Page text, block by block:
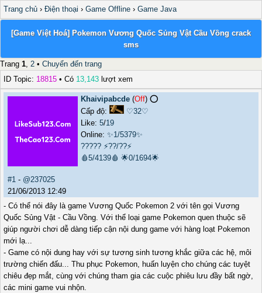
Trang chủ › Điện thoại › Game Offline › Game Java
[Game Việt Hoá] Pokemon Vương Quốc Sủng Vật Cầu Vồng crack
sms
Trang 1, 2 • Chuyển đến trang
ID Topic: 18815 • Có 13,143 lượt xem
Khaivipabcde (Off) ⭕️
Cấp độ:
♡32♡
Like: 5/19
Online: ✨1/5379✨
????? ⚡??/??⚡
🩸5/4139🩸 🌟0/1694🌟
#1 - @237025
21/06/2013 12:49
- Có thể nói đây là game Vương Quốc Pokemon 2 với tên gọi Vương
Quốc Sủng Vật - Cầu Vồng. Với thể loại game Pokemon quen thuộc sẽ
giúp người chơi dễ dàng tiếp cận nội dung game với hàng loạt Pokemon
mới lạ...
- Game có nội dung hay với sự tương sinh tương khắc giữa các hệ, môi
trường chiến đấu... Thu phục Pokemon, huấn luyện cho chúng các tuyệt
chiêu đẹp mắt, cùng với chúng tham gia các cuộc phiêu lưu đầy bất ngờ,
các mini game vui nhộn.